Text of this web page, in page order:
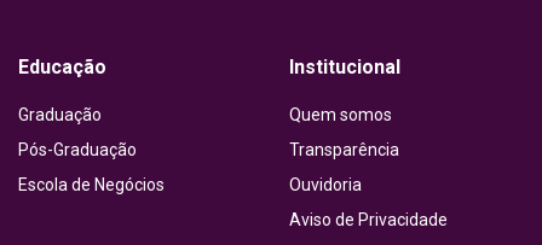
Educação
Graduação
Pós-Graduação
Escola de Negócios
Institucional
Quem somos
Transparência
Ouvidoria
Aviso de Privacidade